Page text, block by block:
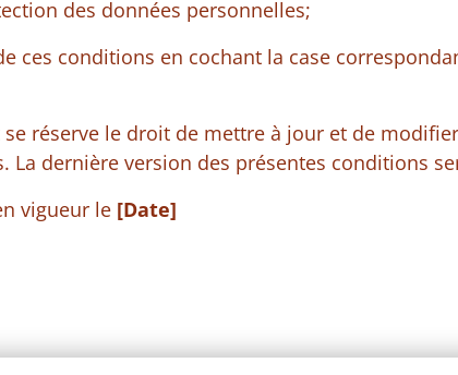
des données personnelles;
ces conditions en cochant la case
réserve le droit de mettre à jour et de
La dernière version des présentes conditions
vigueur le [Date]